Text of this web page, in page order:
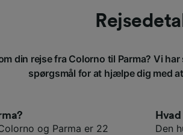
din rejse fra Colorno til Parma? Vi
spørgsmål for at hjælpe dig med
og Parma er 22
Den